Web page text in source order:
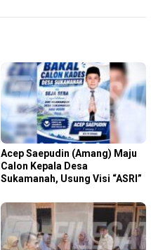
Acep Saepudin (Amang) Maju
Calon Kepala Desa
Sukamanah, Usung Visi “ASRI”